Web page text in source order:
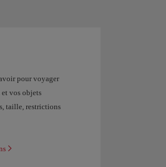
pour voyager
et vos objets
taille, restrictions